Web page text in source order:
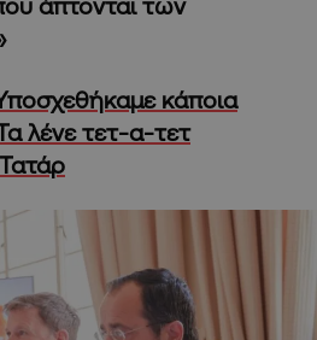
κάποια
λένε τετ-α-τετ